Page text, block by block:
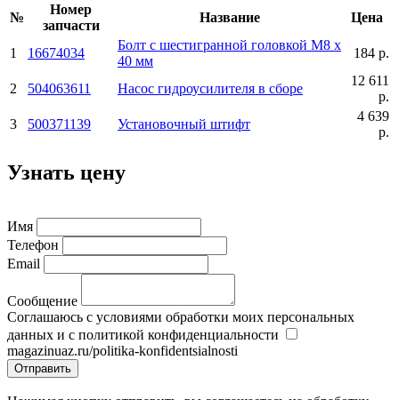
№
Номер
запчасти
Название Цена
1 16674034
Болт с шестигранной головкой М8 х
40 мм
184 р.
2 504063611 Насос гидроусилителя в сборе
12 611
р.
3
500371139 Установочный штифт
4 639
р.
Узнать цену
Имя
Телефон
Email
Сообщение
Соглашаюсь с условиями обработки моих персональных
данных и с политикой конфиденциальности
magazinuaz.ru/politika-konfidentsialnosti
Отправить